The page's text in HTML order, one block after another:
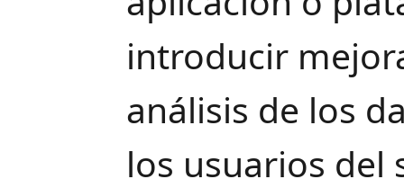
introducir
análisis de los
los usuarios del